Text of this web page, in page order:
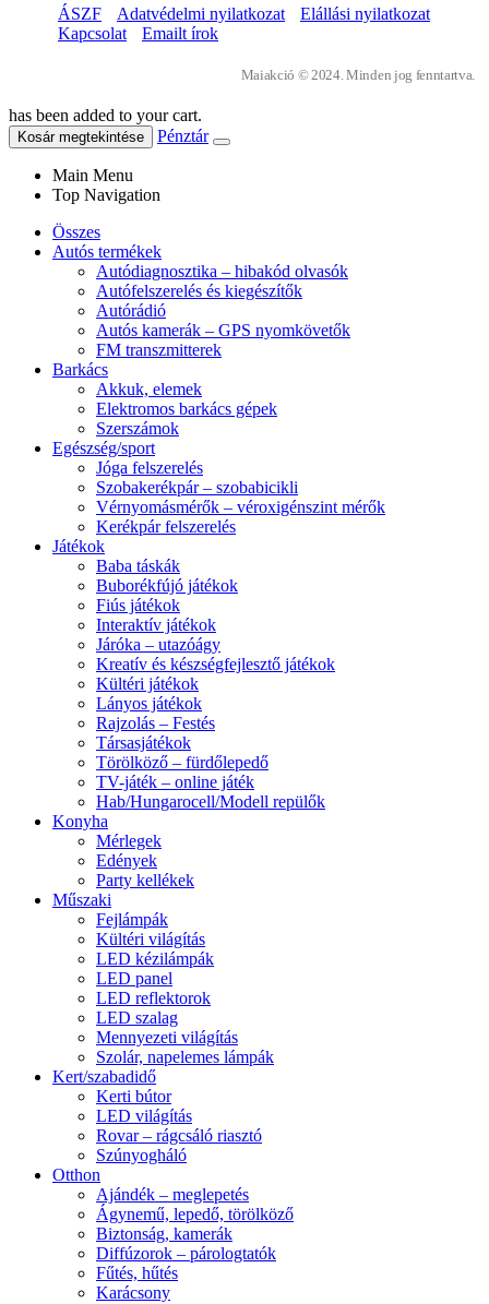
ÁSZF
Adatvédelmi nyilatkozat
Elállási nyilatkozat
Kapcsolat
Emailt írok
Maiakció © 2024. Minden jog fenntartva.
has been added to your cart.
Kosár megtekintése Pénztár
Main Menu
Top Navigation
Összes
Autós termékek
Autódiagnosztika – hibakód olvasók
Autófelszerelés és kiegészítők
Autórádió
Autós kamerák – GPS nyomkövetők
FM transzmitterek
Barkács
Akkuk, elemek
Elektromos barkács gépek
Szerszámok
Egészség/sport
Jóga felszerelés
Szobakerékpár – szobabicikli
Vérnyomásmérők – véroxigénszint mérők
Kerékpár felszerelés
Játékok
Baba táskák
Buborékfújó játékok
Fiús játékok
Interaktív játékok
Járóka – utazóágy
Kreatív és készségfejlesztő játékok
Kültéri játékok
Lányos játékok
Rajzolás – Festés
Társasjátékok
Törölköző – fürdőlepedő
TV-játék – online játék
Hab/Hungarocell/Modell repülők
Konyha
Mérlegek
Edények
Party kellékek
Műszaki
Fejlámpák
Kültéri világítás
LED kézilámpák
LED panel
LED reflektorok
LED szalag
Mennyezeti világítás
Szolár, napelemes lámpák
Kert/szabadidő
Kerti bútor
LED világítás
Rovar – rágcsáló riasztó
Szúnyogháló
Otthon
Ajándék – meglepetés
Ágynemű, lepedő, törölköző
Biztonság, kamerák
Diffúzorok – párologtatók
Fűtés, hűtés
Karácsony